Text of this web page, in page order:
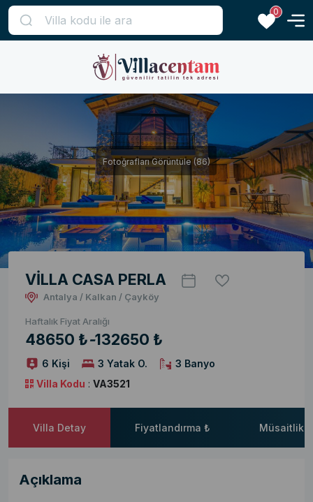
0
Fotoğrafları Görüntüle (86)
VİLLA CASA PERLA
Antalya / Kalkan / Çayköy
Haftalık Fiyat Aralığı
48650 ₺-132650 ₺
6 Kişi 3 Yatak O.
3 Banyo
Villa Kodu : VA3521
Villa Detay Fiyatlandırma ₺ Müsaitlik
Açıklama